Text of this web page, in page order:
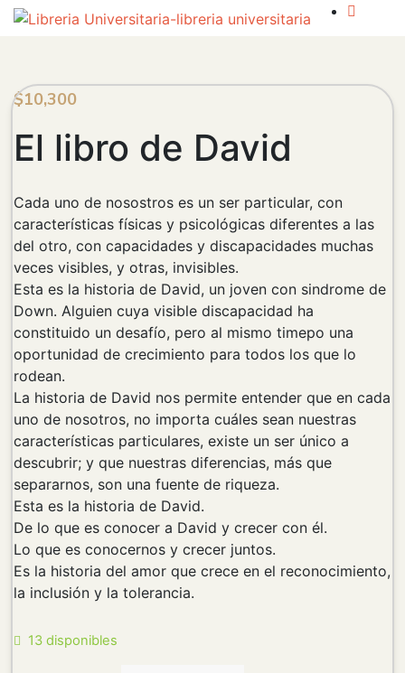
$10,300
El libro de David
Cada uno de nosostros es un ser particular, con
características físicas y psicológicas diferentes a las
del otro, con capacidades y discapacidades muchas
veces visibles, y otras, invisibles.
Esta es la historia de David, un joven con sindrome de
Down. Alguien cuya visible discapacidad ha
constituido un desafío, pero al mismo timepo una
oportunidad de crecimiento para todos los que lo
rodean.
La historia de David nos permite entender que en cada
uno de nosotros, no importa cuáles sean nuestras
características particulares, existe un ser único a
descubrir; y que nuestras diferencias, más que
separarnos, son una fuente de riqueza.
Esta es la historia de David.
De lo que es conocer a David y crecer con él.
Lo que es conocernos y crecer juntos.
Es la historia del amor que crece en el reconocimiento,
la inclusión y la tolerancia.
13 disponibles